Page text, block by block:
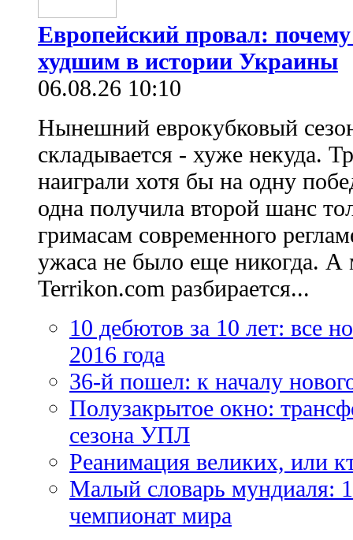
Европейский провал:
худшим в истории Украины
06.08.26 10:10
Нынешний еврокубковый
складывается - хуже некуда.
наиграли хотя бы на одну
одна получила второй шанс
гримасам современного
ужаса не было еще никогда. А
Terrikon.com разбирается...
10 дебютов за 10 лет: все
2016 года
36-й пошел: к началу
Полузакрытое окно:
сезона УПЛ
Реанимация великих, или
Малый словарь мундиаля:
чемпионат мира